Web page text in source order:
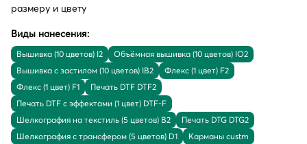
размеру и цвету
Виды нанесения:
Вышивка (10 цветов) I2
Объёмная вышивка (10 цветов) IO2
Вышивка с застилом (10 цветов) IB2
Флекс (1 цвет) F2
Флекс (1 цвет) F1
Печать DTF DTF2
Печать DTF с эффектами (1 цвет) DTF-F
Шелкография на текстиль (5 цветов) B2
Печать DTG DTG2
Шелкография с трансфером (5 цветов) D1
Карманы custm